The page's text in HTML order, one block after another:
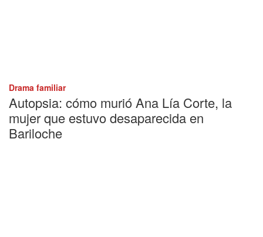
Drama familiar
Autopsia: cómo murió Ana Lía Corte, la
mujer que estuvo desaparecida en
Bariloche